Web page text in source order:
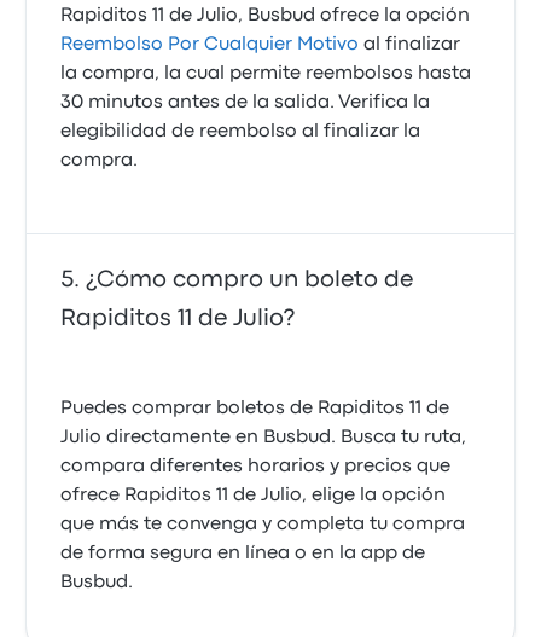
Rapiditos 11 de Julio, Busbud ofrece la opción
Reembolso Por Cualquier Motivo al finalizar
la compra, la cual permite reembolsos hasta
30 minutos antes de la salida. Verifica la
elegibilidad de reembolso al finalizar la
compra.
¿Cómo compro un boleto de
Rapiditos 11 de Julio?
Puedes comprar boletos de Rapiditos 11 de
Julio directamente en Busbud. Busca tu ruta,
compara diferentes horarios y precios que
ofrece Rapiditos 11 de Julio, elige la opción
que más te convenga y completa tu compra
de forma segura en línea o en la app de
Busbud.